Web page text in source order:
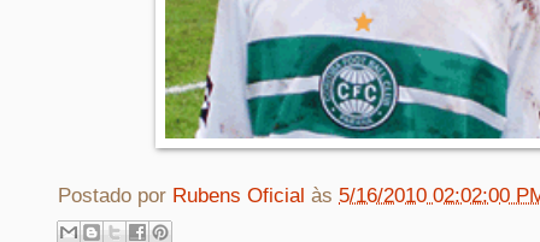
Postado por Rubens Oficial às 5/16/2010 02:02:00